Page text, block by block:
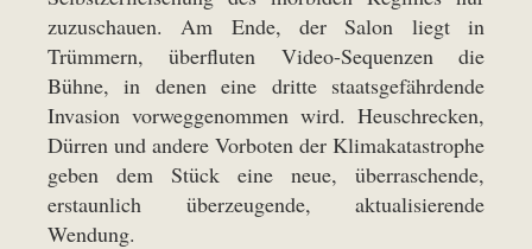
zuzuschauen. Am Ende, der Salon liegt in
Trümmern, überfluten Video-Sequenzen die
Bühne, in denen eine dritte staatsgefährdende
Invasion vorweggenommen wird. Heuschrecken,
Dürren und andere Vorboten der Klimakatastrophe
geben dem Stück eine neue, überraschende,
erstaunlich überzeugende, aktualisierende
Wendung.